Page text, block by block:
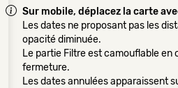
Sur mobile, déplacez la carte
Les dates ne proposant pas les
opacité diminuée.
Le partie Filtre est camouflable en
fermeture.
Les dates annulées apparaissent